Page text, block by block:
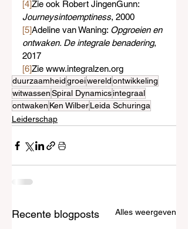
[4]Zie ook Robert JingenGunn:
Journeysintoemptiness, 2000
[5]Adeline van Waning: Opgroeien en
ontwaken. De integrale benadering,
2017
[6]Zie www.integralzen.org
duurzaamheidgroeiwereldontwikkeling
witwassenSpiral Dynamicsintegraal
ontwaken Ken WilberLeida Schuringa
Leiderschap
Recente blogposts Alles weergeven